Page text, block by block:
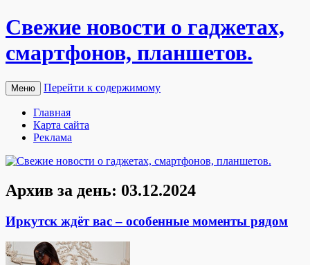
Свежие новости о гаджетах,
смартфонов, планшетов.
Меню Перейти к содержимому
Главная
Карта сайта
Реклама
Архив за день: 03.12.2024
Иркутск ждёт вас – особенные моменты рядом